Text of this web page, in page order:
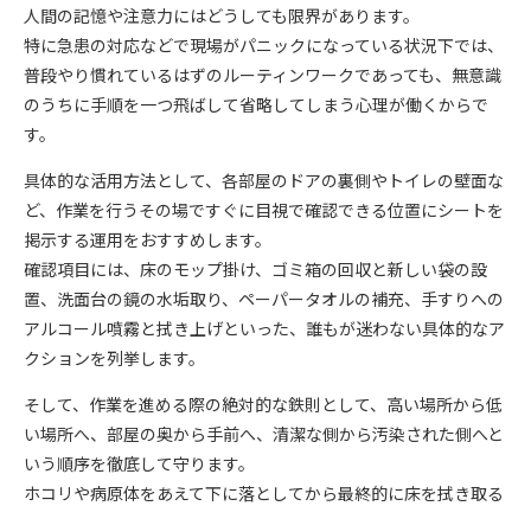
人間の記憶や注意力にはどうしても限界があります。
特に急患の対応などで現場がパニックになっている状況下では、
普段やり慣れているはずのルーティンワークであっても、無意識
のうちに手順を一つ飛ばして省略してしまう心理が働くからで
す。
具体的な活用方法として、各部屋のドアの裏側やトイレの壁面な
ど、作業を行うその場ですぐに目視で確認できる位置にシートを
掲示する運用をおすすめします。
確認項目には、床のモップ掛け、ゴミ箱の回収と新しい袋の設
置、洗面台の鏡の水垢取り、ペーパータオルの補充、手すりへの
アルコール噴霧と拭き上げといった、誰もが迷わない具体的なア
クションを列挙します。
そして、作業を進める際の絶対的な鉄則として、高い場所から低
い場所へ、部屋の奥から手前へ、清潔な側から汚染された側へと
いう順序を徹底して守ります。
ホコリや病原体をあえて下に落としてから最終的に床を拭き取る